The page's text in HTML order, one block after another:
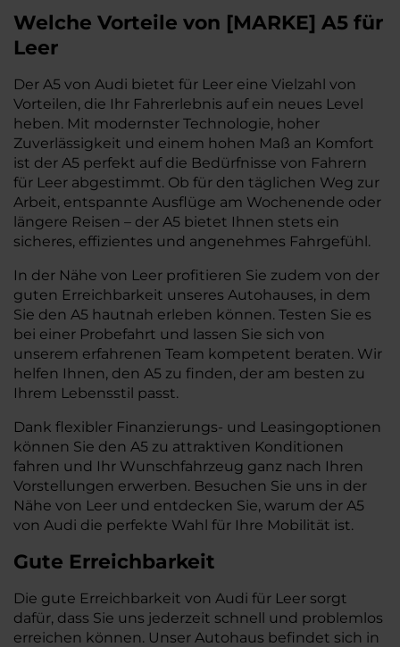
Welche Vorteile von [MARKE] A5 für
Leer
Der A5 von Audi bietet für Leer eine Vielzahl von
Vorteilen, die Ihr Fahrerlebnis auf ein neues Level
heben. Mit modernster Technologie, hoher
Zuverlässigkeit und einem hohen Maß an Komfort
ist der A5 perfekt auf die Bedürfnisse von Fahrern
für Leer abgestimmt. Ob für den täglichen Weg zur
Arbeit, entspannte Ausflüge am Wochenende oder
längere Reisen – der A5 bietet Ihnen stets ein
sicheres, effizientes und angenehmes Fahrgefühl.
In der Nähe von Leer profitieren Sie zudem von der
guten Erreichbarkeit unseres Autohauses, in dem
Sie den A5 hautnah erleben können. Testen Sie es
bei einer Probefahrt und lassen Sie sich von
unserem erfahrenen Team kompetent beraten. Wir
helfen Ihnen, den A5 zu finden, der am besten zu
Ihrem Lebensstil passt.
Dank flexibler Finanzierungs- und Leasingoptionen
können Sie den A5 zu attraktiven Konditionen
fahren und Ihr Wunschfahrzeug ganz nach Ihren
Vorstellungen erwerben. Besuchen Sie uns in der
Nähe von Leer und entdecken Sie, warum der A5
von Audi die perfekte Wahl für Ihre Mobilität ist.
Gute Erreichbarkeit
Die gute Erreichbarkeit von Audi für Leer sorgt
dafür, dass Sie uns jederzeit schnell und problemlos
erreichen können. Unser Autohaus befindet sich in